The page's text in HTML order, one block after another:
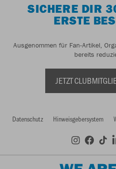
SICHERE DIR
ERSTE
Ausgenommen für Fan-Artikel,
bereits
JETZT
Datenschutz Hinweisgebersystem